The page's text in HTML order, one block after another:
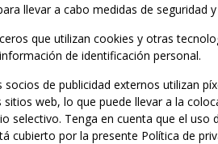
llevar a cabo medidas de seguridad
que utilizan cookies y otras
de identificación personal.
socios de publicidad externos utilizan
web, lo que puede llevar a la
selectivo. Tenga en cuenta que el
cubierto por la presente Política de